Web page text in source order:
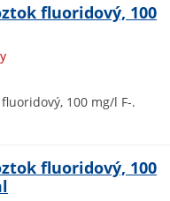
fluoridový, 100
100 mg/l F-.
fluoridový, 100